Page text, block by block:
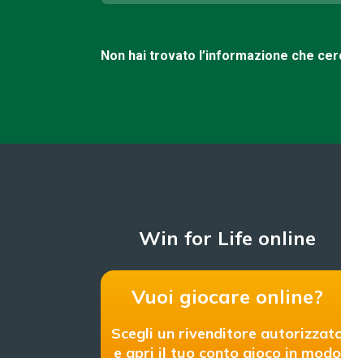
Non hai trovato l’informazione che
Win for Life online
Vuoi giocare online?
Scegli un rivenditore
e apri il tuo conto gioco in modo